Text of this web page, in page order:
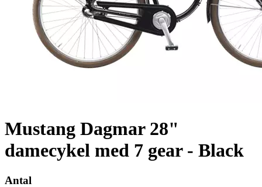
Mustang Dagmar 28"
damecykel med 7 gear - Black
Antal